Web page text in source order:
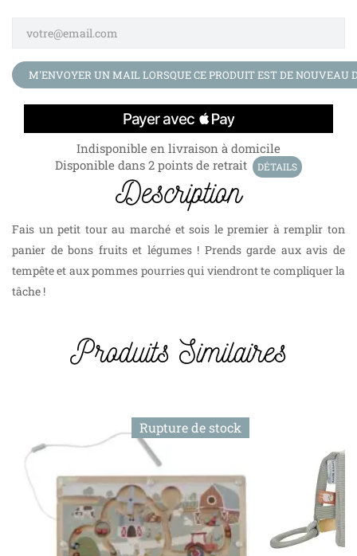
M'ENVOYER UN MAIL LORSQUE CE PRODUIT EST DE NOUVEAU
Indisponible en livraison à domicile
Disponible dans 2 points de retrait
DÉTAILS
Description
Fais un petit tour au marché et sois le premier à remplir ton
panier de bons fruits et légumes ! Prends garde aux avis de
tempête et aux pommes pourries qui viendront te compliquer la
tâche !
Produits Similaires
Rupture de stock